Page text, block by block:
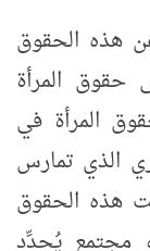
هذه الحقوق
حقوق المرأة
المرأة في
الذي تمارس
هذه الحقوق
مجتمع يُحدِّد